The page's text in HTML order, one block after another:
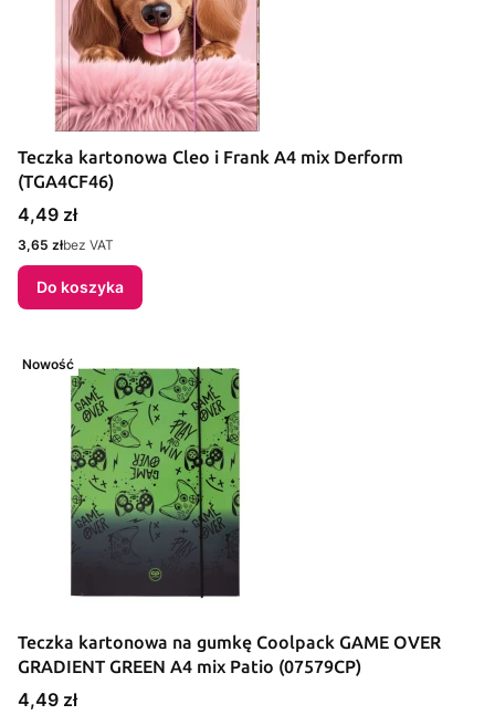
Teczka kartonowa Cleo i Frank A4 mix Derform
(TGA4CF46)
Cena
4,49 zł
Cena
3,65 złbez VAT
Do koszyka
Nowość
Teczka kartonowa na gumkę Coolpack GAME OVER
GRADIENT GREEN A4 mix Patio (07579CP)
Cena
4,49 zł